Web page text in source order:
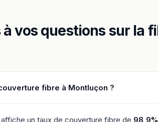
à vos questions sur la
fibre à Montluçon ?
affiche un taux de couverture fibre de 98,9%